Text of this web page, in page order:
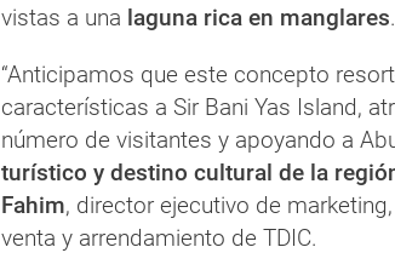
vistas a una laguna rica en manglares.
“Anticipamos que este concepto
características a Sir Bani Yas Island,
número de visitantes y apoyando a
turístico y destino cultural de la
Fahim, director ejecutivo de
venta y arrendamiento de TDIC.